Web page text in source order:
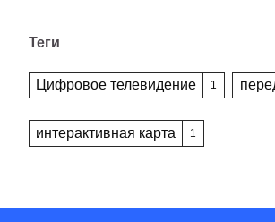
Теги
Цифровое телевидение 1
интерактивная карта 1